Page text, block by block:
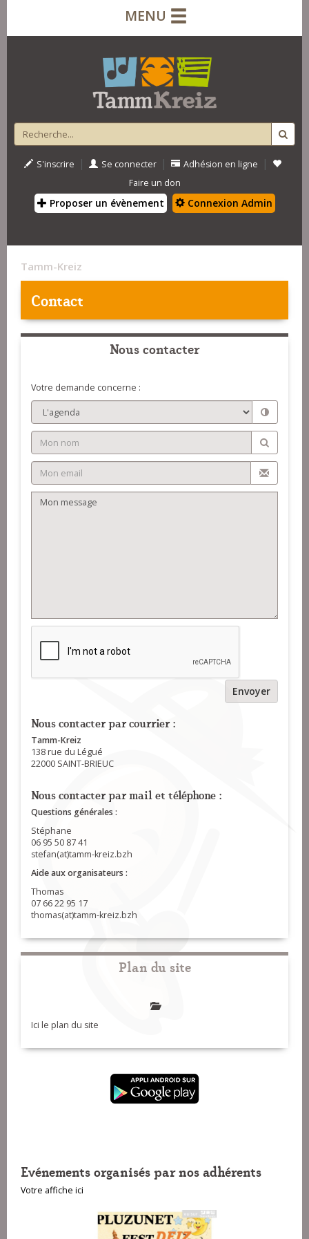
MENU
S'inscrire | Se connecter | Adhésion en ligne |
Faire un don
Proposer un évènement Connexion Admin
Tamm-Kreiz
Contact
Nous contacter
Votre demande concerne :
Envoyer
Nous contacter par courrier :
Tamm-Kreiz
138 rue du Légué
22000 SAINT-BRIEUC
Nous contacter par mail et téléphone :
Questions générales :
Stéphane
06 95 50 87 41
stefan(at)tamm-kreiz.bzh
Aide aux organisateurs :
Thomas
07 66 22 95 17
thomas(at)tamm-kreiz.bzh
Plan du site
Ici le plan du site
Evénements organisés par nos adhérents
Votre affiche ici